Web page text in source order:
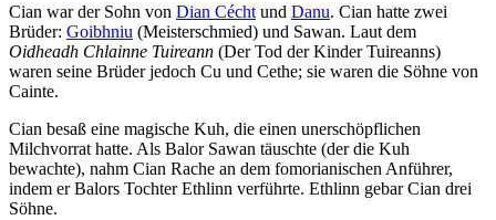
Cian war der Sohn von Dian Cécht und Danu. Cian hatte zwei
Brüder: Goibhniu (Meisterschmied) und Sawan. Laut dem
Oidheadh Chlainne Tuireann (Der Tod der Kinder Tuireanns)
waren seine Brüder jedoch Cu und Cethe; sie waren die Söhne von
Cainte.
Cian besaß eine magische Kuh, die einen unerschöpflichen
Milchvorrat hatte. Als Balor Sawan täuschte (der die Kuh
bewachte), nahm Cian Rache an dem fomorianischen Anführer,
indem er Balors Tochter Ethlinn verführte. Ethlinn gebar Cian drei
Söhne.